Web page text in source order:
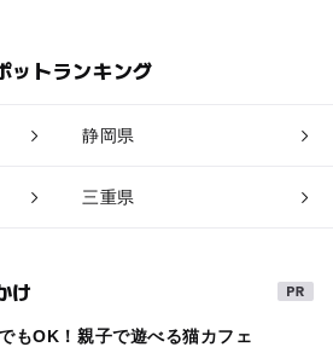
ットランキング
静岡県
三重県
け
もOK！親子で遊べる猫カフェ